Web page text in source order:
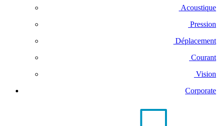
Acoustique
Pression
Déplacement
Courant
Vision
Corporate